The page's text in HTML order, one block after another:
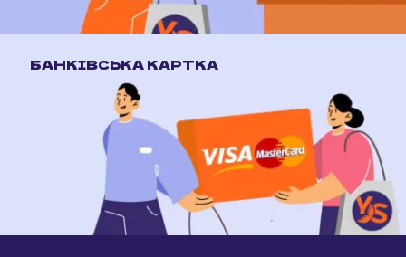
БАНКІВСЬКА КАРТКА